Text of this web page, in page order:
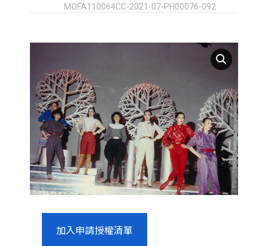
MOFA110064CC-2021-07-PH00076-092
加入申請授權清單